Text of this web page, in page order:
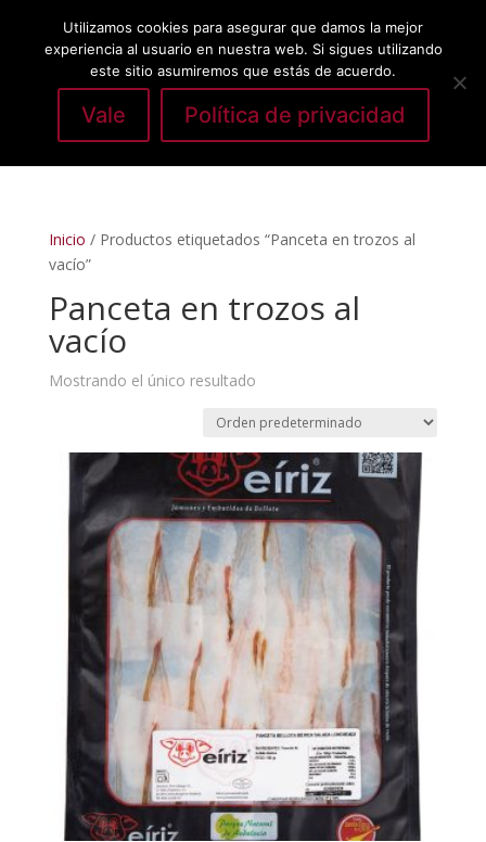
Seleccionar página
Inicio / Productos etiquetados “Panceta en trozos al
vacío”
Panceta en trozos al
vacío
Mostrando el único resultado
Utilizamos cookies para asegurar que damos la mejor
experiencia al usuario en nuestra web. Si sigues utilizando
este sitio asumiremos que estás de acuerdo.
Vale Política de privacidad